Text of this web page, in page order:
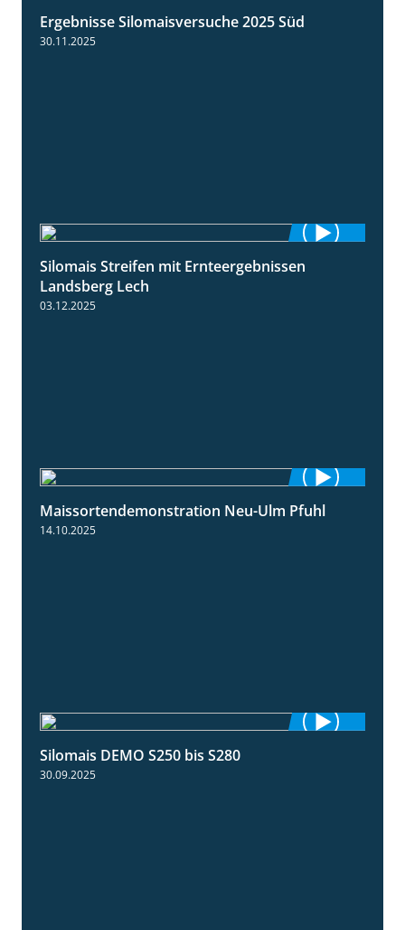
Ergebnisse Silomaisversuche 2025 Süd
30.11.2025
11:01
Silomais Streifen mit Ernteergebnissen
Landsberg Lech
03.12.2025
7:10
Maissortendemonstration Neu-Ulm Pfuhl
14.10.2025
Silomais DEMO S250 bis S280
30.09.2025